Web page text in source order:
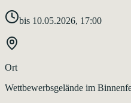
bis 10.05.2026, 17:00
Ort
Wettbewerbsgelände im